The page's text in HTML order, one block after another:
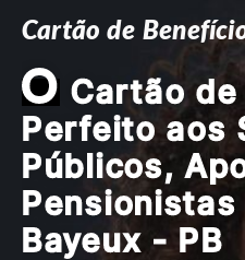
Cartão de
O Cartão
Perfeito aos
Públicos,
Pensionistas
Bayeux - PB